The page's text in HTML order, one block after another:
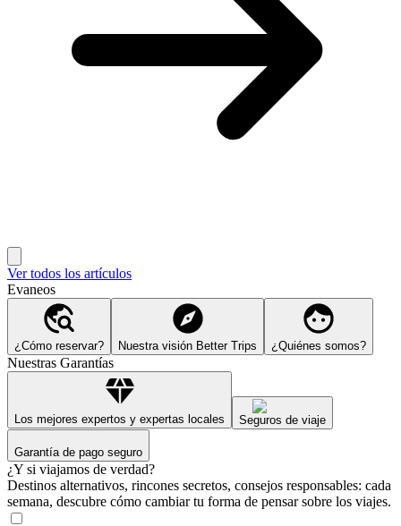
Ver todos los artículos
Evaneos
¿Cómo reservar? Nuestra visión Better Trips ¿Quiénes somos?
Nuestras Garantías
Los mejores expertos y expertas locales Seguros de viaje
Garantía de pago seguro
¿Y si viajamos de verdad?
Destinos alternativos, rincones secretos, consejos responsables: cada
semana, descubre cómo cambiar tu forma de pensar sobre los viajes.